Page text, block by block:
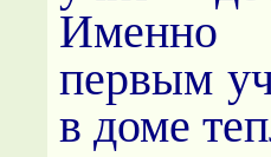
Именно
первым
в доме